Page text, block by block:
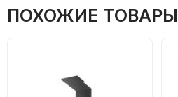
ПОХОЖИЕ ТОВАРЫ